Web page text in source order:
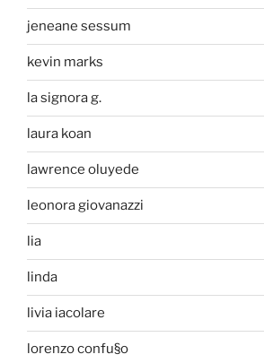
jeneane sessum
kevin marks
la signora g.
laura koan
lawrence oluyede
leonora giovanazzi
lia
linda
livia iacolare
lorenzo confu§o